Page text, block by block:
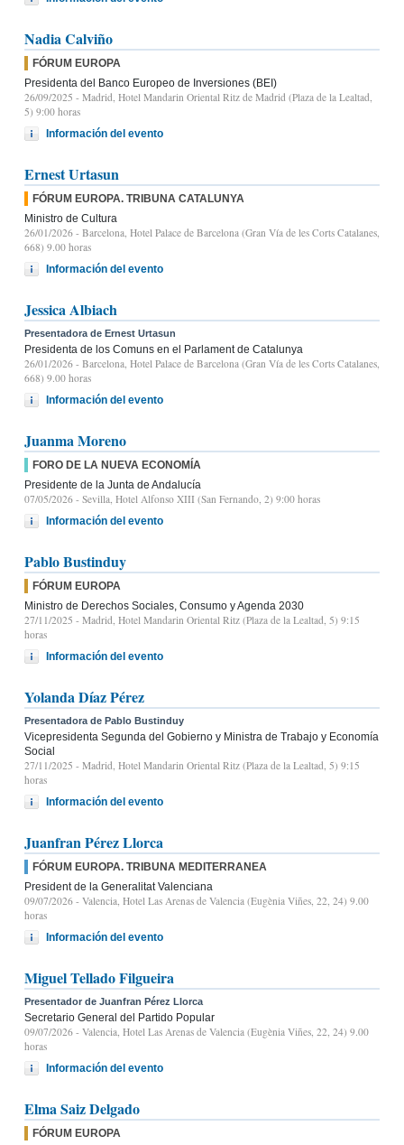
Nadia Calviño
FÓRUM EUROPA
Presidenta del Banco Europeo de Inversiones (BEI)
26/09/2025 - Madrid, Hotel Mandarin Oriental Ritz de Madrid (Plaza de la Lealtad,
5) 9:00 horas
Información del evento
Ernest Urtasun
FÓRUM EUROPA. TRIBUNA CATALUNYA
Ministro de Cultura
26/01/2026 - Barcelona, Hotel Palace de Barcelona (Gran Vía de les Corts Catalanes,
668) 9.00 horas
Información del evento
Jessica Albiach
Presentadora de Ernest Urtasun
Presidenta de los Comuns en el Parlament de Catalunya
26/01/2026 - Barcelona, Hotel Palace de Barcelona (Gran Vía de les Corts Catalanes,
668) 9.00 horas
Información del evento
Juanma Moreno
FORO DE LA NUEVA ECONOMÍA
Presidente de la Junta de Andalucía
07/05/2026 - Sevilla, Hotel Alfonso XIII (San Fernando, 2) 9:00 horas
Información del evento
Pablo Bustinduy
FÓRUM EUROPA
Ministro de Derechos Sociales, Consumo y Agenda 2030
27/11/2025 - Madrid, Hotel Mandarin Oriental Ritz (Plaza de la Lealtad, 5) 9:15
horas
Información del evento
Yolanda Díaz Pérez
Presentadora de Pablo Bustinduy
Vicepresidenta Segunda del Gobierno y Ministra de Trabajo y Economía
Social
27/11/2025 - Madrid, Hotel Mandarin Oriental Ritz (Plaza de la Lealtad, 5) 9:15
horas
Información del evento
Juanfran Pérez Llorca
FÓRUM EUROPA. TRIBUNA MEDITERRANEA
President de la Generalitat Valenciana
09/07/2026 - Valencia, Hotel Las Arenas de Valencia (Eugènia Viñes, 22, 24) 9.00
horas
Información del evento
Miguel Tellado Filgueira
Presentador de Juanfran Pérez Llorca
Secretario General del Partido Popular
09/07/2026 - Valencia, Hotel Las Arenas de Valencia (Eugènia Viñes, 22, 24) 9.00
horas
Información del evento
Elma Saiz Delgado
FÓRUM EUROPA